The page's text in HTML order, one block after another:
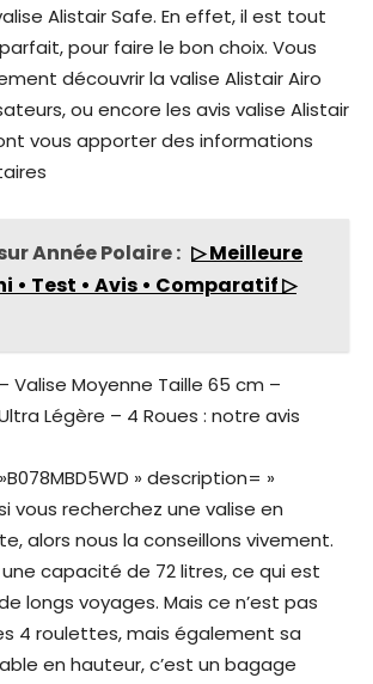
Alistair Safe. En effet, il est tout
pour faire le bon choix. Vous
découvrir la valise Alistair Airo
ou encore les avis valise Alistair
vous apporter des informations
Année Polaire : ▷ Meilleure
• Test • Avis • Comparatif ▷
Valise Moyenne Taille 65 cm –
Légère – 4 Roues : notre avis
» description= »
vous recherchez une valise en
alors nous la conseillons vivement.
capacité de 72 litres, ce qui est
longs voyages. Mais ce n’est pas
4 roulettes, mais également sa
en hauteur, c’est un bagage